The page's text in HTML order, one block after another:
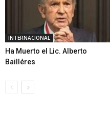
INTERNACIONAL
Ha Muerto el Lic. Alberto
Bailléres